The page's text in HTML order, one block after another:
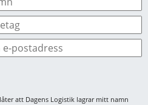
att Dagens Logistik lagrar mitt namn